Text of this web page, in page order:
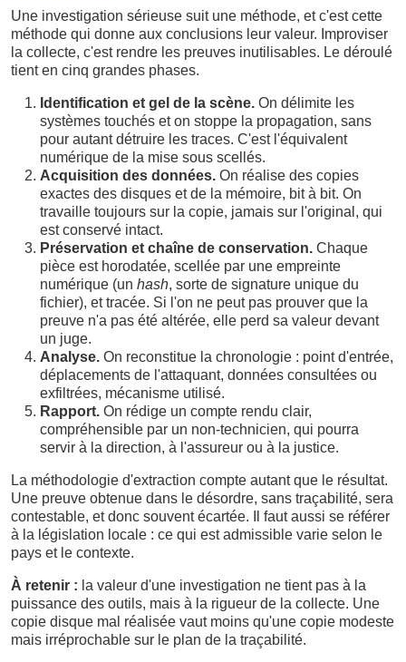
Une investigation sérieuse suit une méthode, et c'est cette
méthode qui donne aux conclusions leur valeur. Improviser
la collecte, c'est rendre les preuves inutilisables. Le déroulé
tient en cinq grandes phases.
Identification et gel de la scène. On délimite les
systèmes touchés et on stoppe la propagation, sans
pour autant détruire les traces. C'est l'équivalent
numérique de la mise sous scellés.
Acquisition des données. On réalise des copies
exactes des disques et de la mémoire, bit à bit. On
travaille toujours sur la copie, jamais sur l'original, qui
est conservé intact.
Préservation et chaîne de conservation. Chaque
pièce est horodatée, scellée par une empreinte
numérique (un hash, sorte de signature unique du
fichier), et tracée. Si l'on ne peut pas prouver que la
preuve n'a pas été altérée, elle perd sa valeur devant
un juge.
Analyse. On reconstitue la chronologie : point d'entrée,
déplacements de l'attaquant, données consultées ou
exfiltrées, mécanisme utilisé.
Rapport. On rédige un compte rendu clair,
compréhensible par un non-technicien, qui pourra
servir à la direction, à l'assureur ou à la justice.
La méthodologie d'extraction compte autant que le résultat.
Une preuve obtenue dans le désordre, sans traçabilité, sera
contestable, et donc souvent écartée. Il faut aussi se référer
à la législation locale : ce qui est admissible varie selon le
pays et le contexte.
À retenir : la valeur d'une investigation ne tient pas à la
puissance des outils, mais à la rigueur de la collecte. Une
copie disque mal réalisée vaut moins qu'une copie modeste
mais irréprochable sur le plan de la traçabilité.